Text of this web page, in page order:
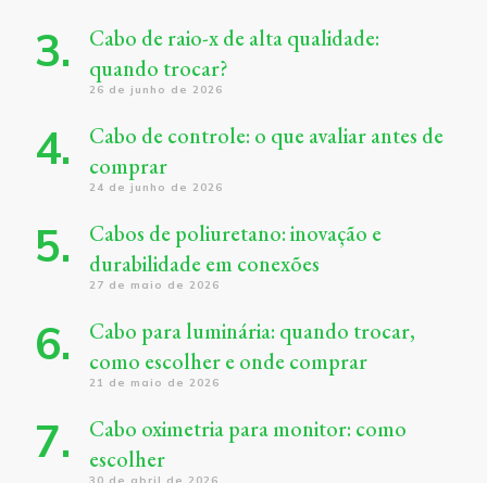
Cabo de raio-x de alta qualidade:
quando trocar?
26 de junho de 2026
Cabo de controle: o que avaliar antes de
comprar
24 de junho de 2026
Cabos de poliuretano: inovação e
durabilidade em conexões
27 de maio de 2026
Cabo para luminária: quando trocar,
como escolher e onde comprar
21 de maio de 2026
Cabo oximetria para monitor: como
escolher